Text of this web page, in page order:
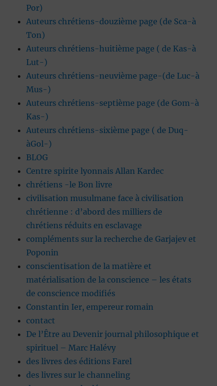
Por)
Auteurs chrétiens-douzième page (de Sca-à
Ton)
Auteurs chrétiens-huitième page ( de Kas-à
Lut-)
Auteurs chrétiens-neuvième page-(de Luc-à
Mus-)
Auteurs chrétiens-septième page (de Gom-à
Kas-)
Auteurs chrétiens-sixième page ( de Duq-
àGol-)
BLOG
Centre spirite lyonnais Allan Kardec
chrétiens -le Bon livre
civilisation musulmane face à civilisation
chrétienne : d’abord des milliers de
chrétiens réduits en esclavage
compléments sur la recherche de Garjajev et
Poponin
conscientisation de la matière et
matérialisation de la conscience – les états
de conscience modifiés
Constantin Ier, empereur romain
contact
De l’Être au Devenir journal philosophique et
spirituel – Marc Halévy
des livres des éditions Farel
des livres sur le channeling